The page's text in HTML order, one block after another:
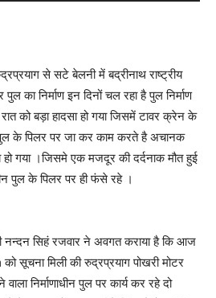
से सटे बेलनी में बद्रीनाथ राष्ट्रीय
का निर्माण इन दिनों चल रहा है पुल निर्माण
को बड़ा हादसा हो गया जिसमें टावर क्रेन के
के पिलर पर जा कर काम करते है अचानक
गया ।जिसमे एक मजदूर की दर्दनाक मौत हुई
पुल के पिलर पर ही फंसे रहे ।
नन्दन सिहं रजवार ने अवगत कराया है कि आज
सूचना मिली की रुद्रप्रयाग पोखरी मोटर
निर्माणाधीन पुल पर कार्य कर रहे दो